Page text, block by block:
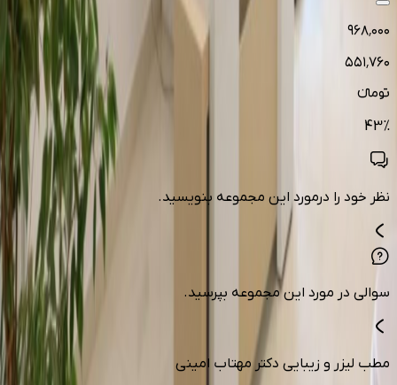
۹۶۸٬۰۰۰
۵۵۱٬۷۶۰
تومانءء
43%
نظر خود را درمورد این مجموعه بنویسید.
سوالی در مورد این مجموعه بپرسید.
مطب لیزر و زیبایی دکتر مهتاب امینی